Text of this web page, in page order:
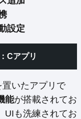
設定
Cアプリ
置いたアプリで
能が搭載されてお
UIも洗練されてお